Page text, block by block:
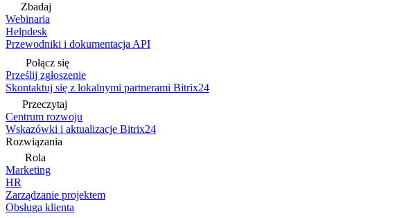
Zbadaj
Webinaria
Helpdesk
Przewodniki i dokumentacja API
Połącz się
Prześlij zgłoszenie
Skontaktuj się z lokalnymi partnerami Bitrix24
Przeczytaj
Centrum rozwoju
Wskazówki i aktualizacje Bitrix24
Rozwiązania
Rola
Marketing
HR
Zarządzanie projektem
Obsługa klienta